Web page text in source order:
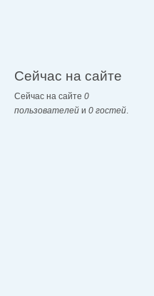
Сейчас на сайте
Сейчас на сайте 0
пользователей и 0 гостей.